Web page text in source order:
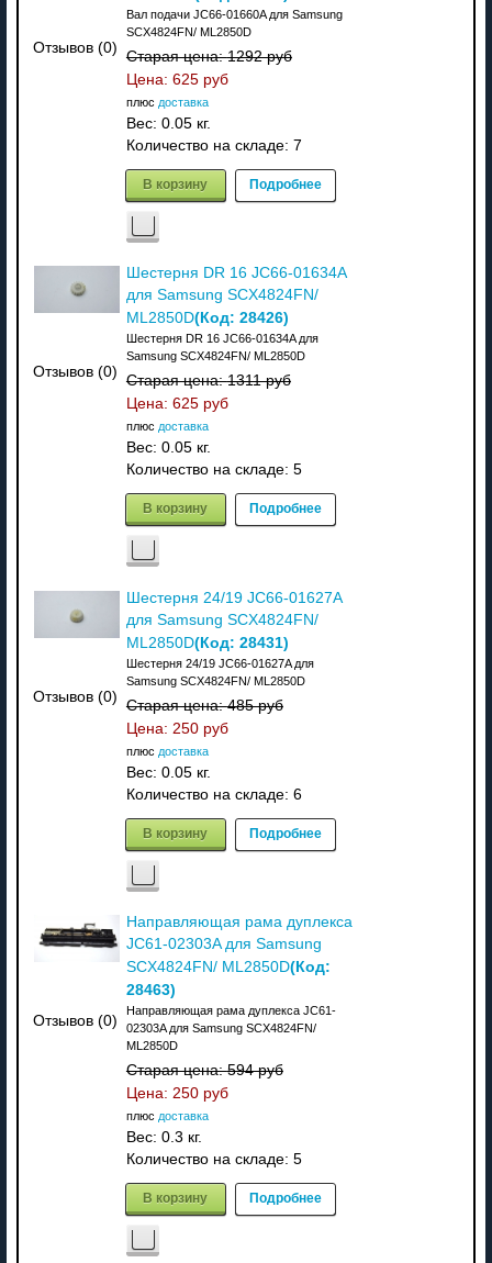
Отзывов (0)
Вал подачи JC66-01660A для Samsung
SCX4824FN/ ML2850D
Старая цена:1292 руб
Цена: 625 руб
плюс доставка
Вес: 0.05 кг.
Количество на складе: 7
В корзину Подробнее
Отзывов (0)
Шестерня DR 16 JC66-01634A
для Samsung SCX4824FN/
ML2850D(Код: 28426)
Шестерня DR 16 JC66-01634A для
Samsung SCX4824FN/ ML2850D
Старая цена:1311 руб
Цена: 625 руб
плюс доставка
Вес: 0.05 кг.
Количество на складе: 5
В корзину Подробнее
Отзывов (0)
Шестерня 24/19 JC66-01627A
для Samsung SCX4824FN/
ML2850D(Код: 28431)
Шестерня 24/19 JC66-01627A для
Samsung SCX4824FN/ ML2850D
Старая цена:485 руб
Цена: 250 руб
плюс доставка
Вес: 0.05 кг.
Количество на складе: 6
В корзину Подробнее
Отзывов (0)
Направляющая рама дуплекса
JC61-02303A для Samsung
SCX4824FN/ ML2850D(Код:
28463)
Направляющая рама дуплекса JC61-
02303A для Samsung SCX4824FN/
ML2850D
Старая цена:594 руб
Цена: 250 руб
плюс доставка
Вес: 0.3 кг.
Количество на складе: 5
В корзину Подробнее